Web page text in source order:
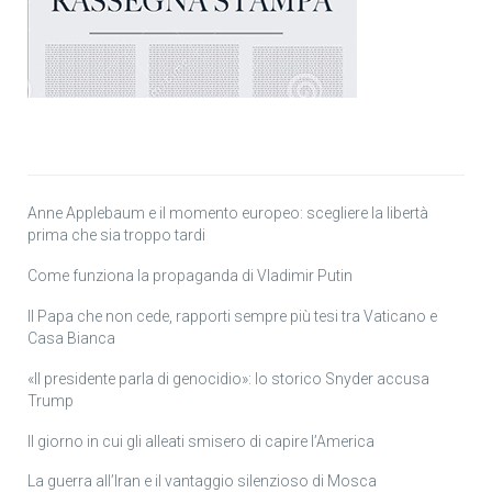
Anne Applebaum e il momento europeo: scegliere la libertà
prima che sia troppo tardi
Come funziona la propaganda di Vladimir Putin
Il Papa che non cede, rapporti sempre più tesi tra Vaticano e
Casa Bianca
«Il presidente parla di genocidio»: lo storico Snyder accusa
Trump
Il giorno in cui gli alleati smisero di capire l’America
La guerra all’Iran e il vantaggio silenzioso di Mosca